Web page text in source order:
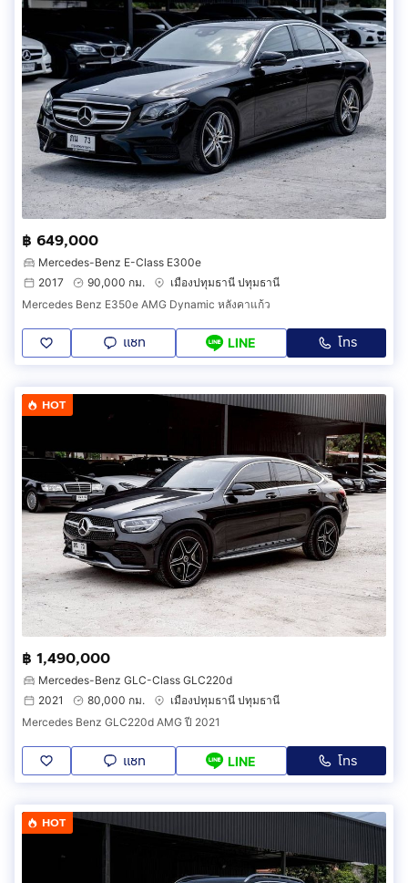
฿ 649,000
Mercedes-Benz E-Class E300e
2017
90,000 กม.
เมืองปทุมธานี ปทุมธานี
Mercedes Benz E350e AMG Dynamic หลังคาแก้ว
แชท LINE โทร
HOT
฿ 1,490,000
Mercedes-Benz GLC-Class GLC220d
2021
80,000 กม.
เมืองปทุมธานี ปทุมธานี
Mercedes Benz GLC220d AMG ปี 2021
แชท LINE โทร
HOT